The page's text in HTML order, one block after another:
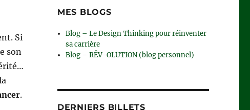
Si
son
.
MES BLOGS
Blog – Le Design Thinking pour réinventer
sa carrière
Blog – RÊV-OLUTION (blog personnel)
DERNIERS BILLETS